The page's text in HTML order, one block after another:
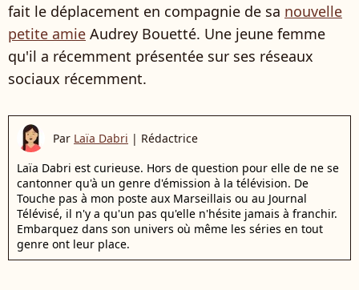
fait le déplacement en compagnie de sa nouvelle
petite amie Audrey Bouetté. Une jeune femme
qu'il a récemment présentée sur ses réseaux
sociaux récemment.
Par Laïa Dabri | Rédactrice
Laïa Dabri est curieuse. Hors de question pour elle de ne se
cantonner qu'à un genre d'émission à la télévision. De
Touche pas à mon poste aux Marseillais ou au Journal
Télévisé, il n'y a qu'un pas qu'elle n'hésite jamais à franchir.
Embarquez dans son univers où même les séries en tout
genre ont leur place.